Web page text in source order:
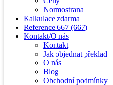
Normostrana
Kalkulace zdarma
Reference 667 (667)
Kontakt/O nás
Kontakt
Jak objednat překlad
O nás
Blog
Obchodní podmínky